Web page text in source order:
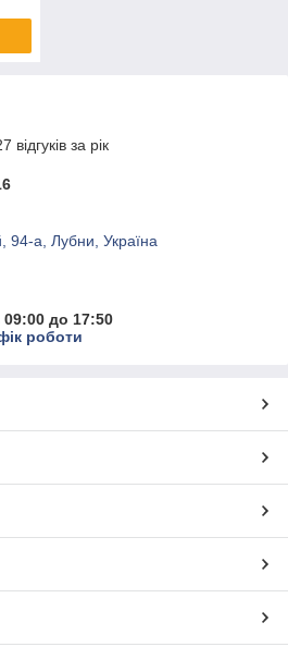
за рік
94-а, Лубни, Україна
до 17:50
роботи